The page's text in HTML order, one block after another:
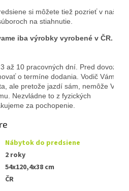
si môžete tiež pozrieť v našom
na stiahnutie.
iba výrobky vyrobené v ČR.
až 10 pracovných dní. Pred
o termíne dodania. Vodič Vám
ale pretože jazdí sám, nemôže Vám
Nezvládne to z fyzických
za pochopenie.
Nábytok do predsiene
2 roky
54x120,4x38 cm
ČR